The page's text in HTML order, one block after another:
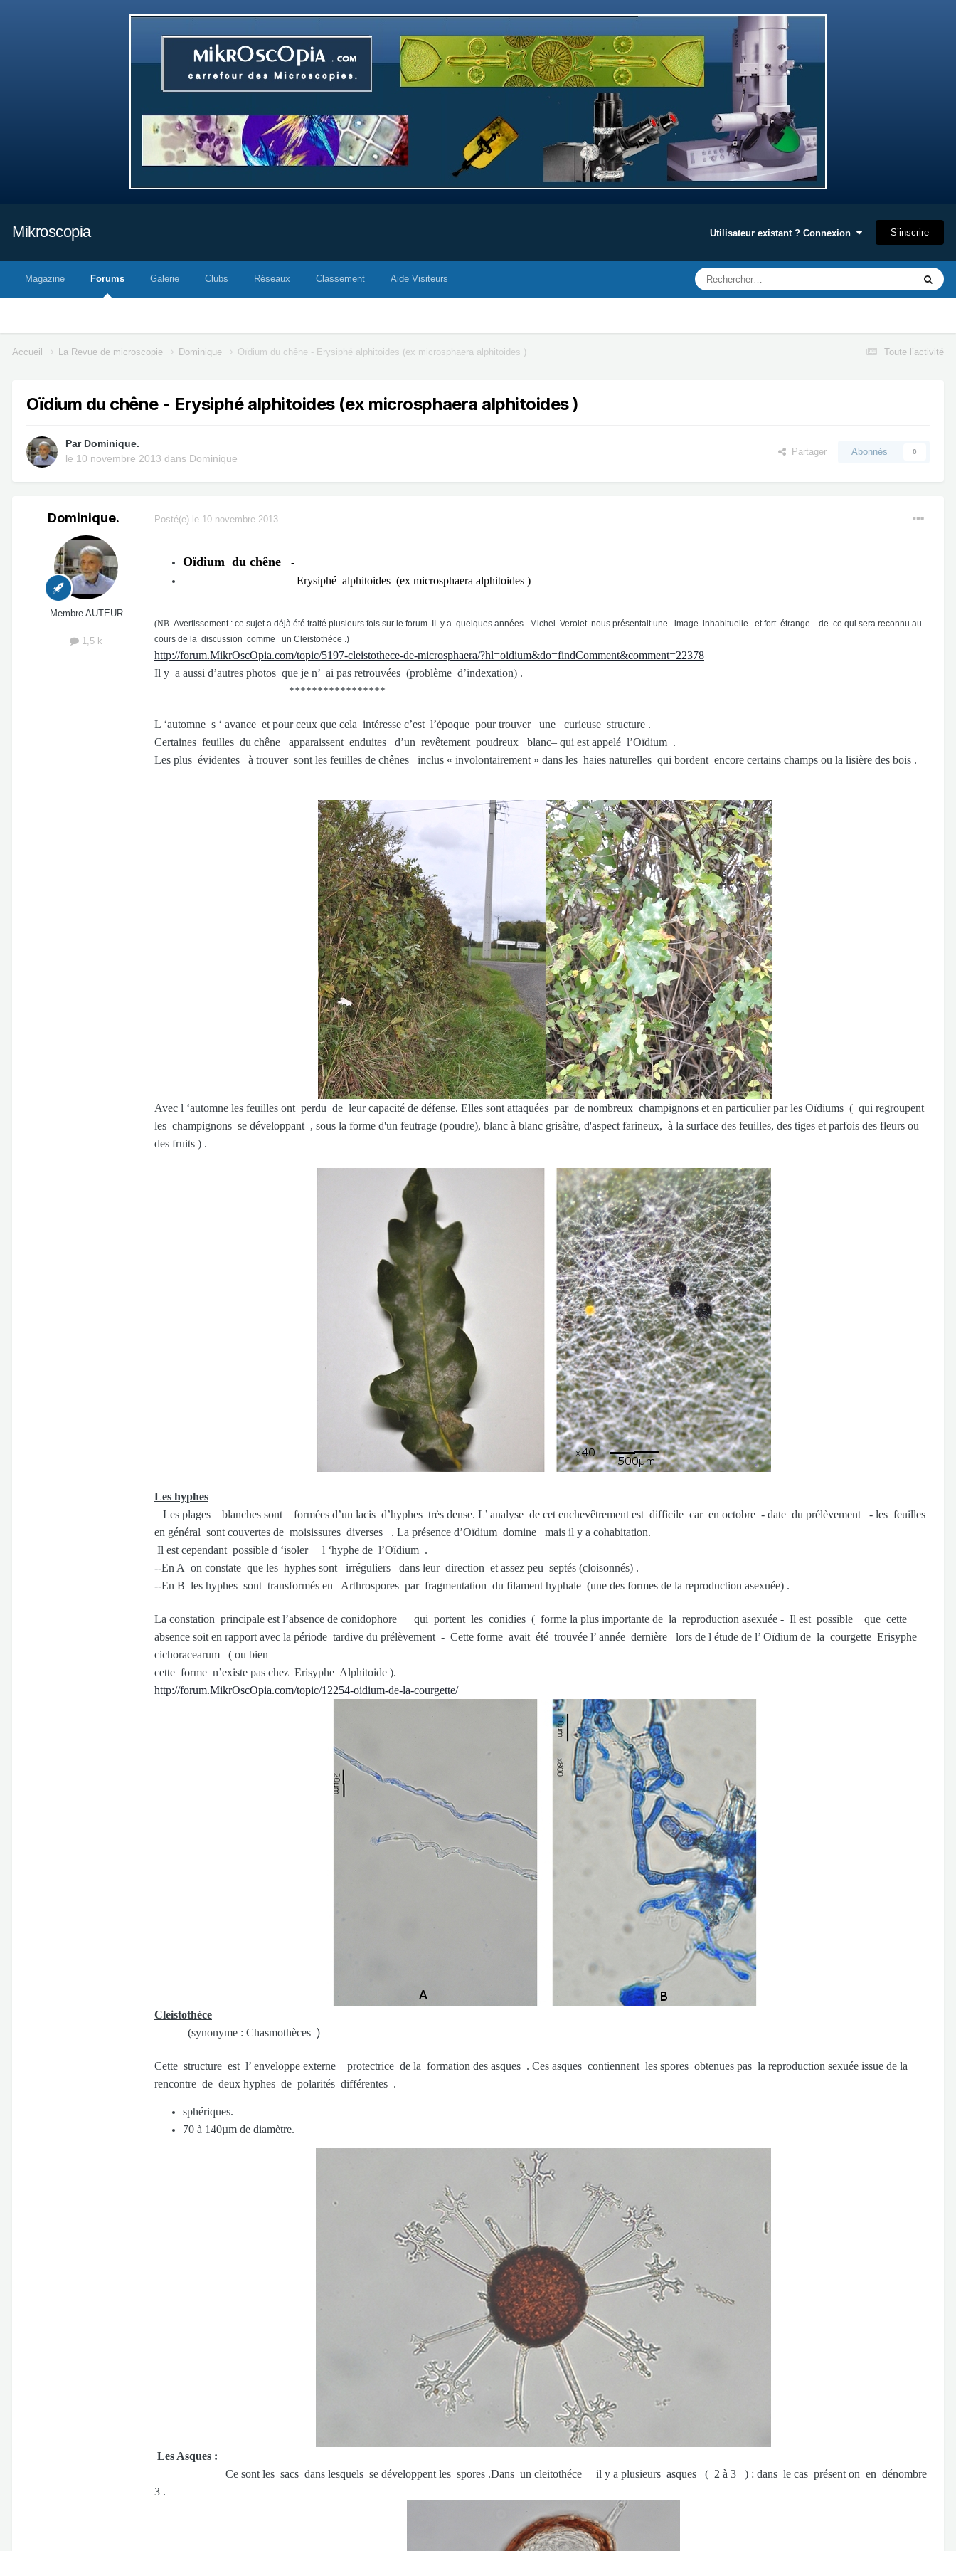
Mikroscopia Utilisateur existant ? Connexion S’inscrire
Magazine Forums Galerie Clubs Réseaux Classement Aide Visiteurs
Toute l’activité
Accueil La Revue de microscopie Dominique Oïdium du chêne - Erysiphé alphitoides (ex microsphaera alphitoides )
Oïdium du chêne - Erysiphé alphitoides (ex microsphaera alphitoides )
Par Dominique.
le 10 novembre 2013 dans Dominique
Partager Abonnés 0
Dominique.
Membre AUTEUR
1,5 k
Posté(e) le 10 novembre 2013
Oïdium du chêne
-
Erysiphé alphitoides (ex microsphaera alphitoides )
(NB Avertissement : ce sujet a déjà été traité plusieurs fois sur le forum. II y a quelques années Michel Verolet nous présentait une image inhabituelle et fort étrange de ce qui sera reconnu au
cours de la discussion comme un Cleistothéce .)
http://forum.MikrOscOpia.com/topic/5197-cleistothece-de-microsphaera/?hl=oidium&do=findComment&comment=22378
Il y a aussi d’autres photos que je n’ ai pas retrouvées (problème d’indexation) .
*****************
L ‘automne s ‘ avance et pour ceux que cela intéresse c’est l’époque pour trouver une curieuse structure .
Certaines feuilles du chêne apparaissent enduites d’un revêtement poudreux blanc– qui est appelé l’Oïdium .
Les plus évidentes à trouver sont les feuilles de chênes inclus « involontairement » dans les haies naturelles qui bordent encore certains champs ou la lisière des bois .
Avec l ‘automne les feuilles ont perdu de leur capacité de défense. Elles sont attaquées par de nombreux champignons et en particulier par les Oïdiums ( qui regroupent
les champignons se développant , sous la forme d'un feutrage (poudre), blanc à blanc grisâtre, d'aspect farineux, à la surface des feuilles, des tiges et parfois des fleurs ou
des fruits ) .
Les hyphes
Les plages blanches sont formées d’un lacis d’hyphes très dense. L’ analyse de cet enchevêtrement est difficile car en octobre - date du prélèvement - les feuilles
en général sont couvertes de moisissures diverses . La présence d’Oïdium domine mais il y a cohabitation.
Il est cependant possible d ‘isoler l ‘hyphe de l’Oïdium .
--En A on constate que les hyphes sont irréguliers dans leur direction et assez peu septés (cloisonnés) .
--En B les hyphes sont transformés en Arthrospores par fragmentation du filament hyphale (une des formes de la reproduction asexuée) .
La constation principale est l’absence de conidophore qui portent les conidies ( forme la plus importante de la reproduction asexuée - Il est possible que cette
absence soit en rapport avec la période tardive du prélèvement - Cette forme avait été trouvée l’ année dernière lors de l étude de l’ Oïdium de la courgette Erisyphe
cichoracearum ( ou bien
cette forme n’existe pas chez Erisyphe Alphitoide ).
http://forum.MikrOscOpia.com/topic/12254-oidium-de-la-courgette/
Cleistothéce
(synonyme : Chasmothèces )
Cette structure est l’ enveloppe externe protectrice de la formation des asques . Ces asques contiennent les spores obtenues pas la reproduction sexuée issue de la
rencontre de deux hyphes de polarités différentes .
sphériques.
70 à 140µm de diamètre.
Les Asques :
Ce sont les sacs dans lesquels se développent les spores .Dans un cleitothéce il y a plusieurs asques ( 2 à 3 ) : dans le cas présent on en dénombre
3 .